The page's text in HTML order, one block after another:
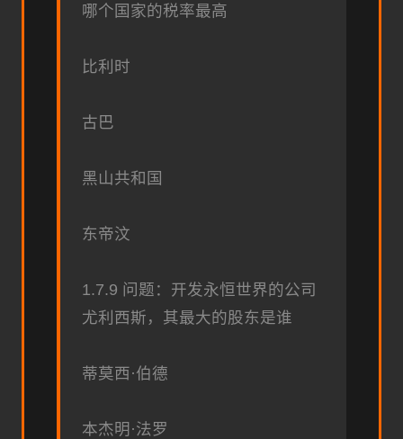
哪个国家的税率最高
比利时
古巴
黑山共和国
东帝汶
1.7.9 问题：开发永恒世界的公司
尤利西斯，其最大的股东是谁
蒂莫西·伯德
本杰明·法罗